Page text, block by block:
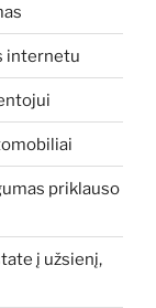
internetu
priklauso
į užsienį,